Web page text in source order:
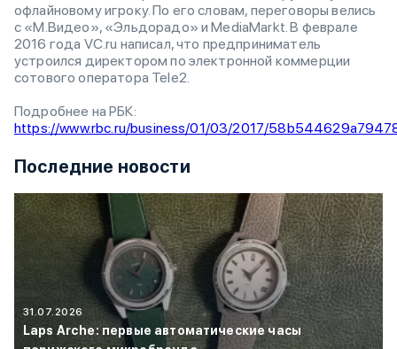
офлайновому игроку. По его словам, переговоры велись
с «М.Видео», «Эльдорадо» и MediaMarkt. В феврале
2016 года VC.ru написал, что предприниматель
устроился директором по электронной коммерции
сотового оператора Tele2.
Подробнее на РБК:
https://www.rbc.ru/business/01/03/2017/
Последние новости
31.07.2026
Laps Arche: первые автоматические часы